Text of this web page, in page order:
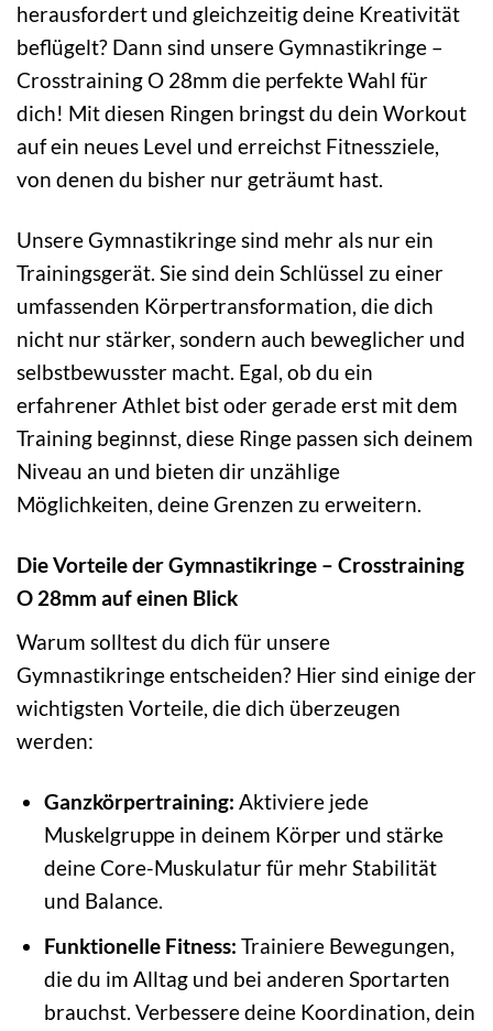
herausfordert und gleichzeitig deine Kreativität
beflügelt? Dann sind unsere Gymnastikringe –
Crosstraining O 28mm die perfekte Wahl für
dich! Mit diesen Ringen bringst du dein Workout
auf ein neues Level und erreichst Fitnessziele,
von denen du bisher nur geträumt hast.
Unsere Gymnastikringe sind mehr als nur ein
Trainingsgerät. Sie sind dein Schlüssel zu einer
umfassenden Körpertransformation, die dich
nicht nur stärker, sondern auch beweglicher und
selbstbewusster macht. Egal, ob du ein
erfahrener Athlet bist oder gerade erst mit dem
Training beginnst, diese Ringe passen sich deinem
Niveau an und bieten dir unzählige
Möglichkeiten, deine Grenzen zu erweitern.
Die Vorteile der Gymnastikringe – Crosstraining
O 28mm auf einen Blick
Warum solltest du dich für unsere
Gymnastikringe entscheiden? Hier sind einige der
wichtigsten Vorteile, die dich überzeugen
werden:
Ganzkörpertraining: Aktiviere jede
Muskelgruppe in deinem Körper und stärke
deine Core-Muskulatur für mehr Stabilität
und Balance.
Funktionelle Fitness: Trainiere Bewegungen,
die du im Alltag und bei anderen Sportarten
brauchst. Verbessere deine Koordination, dein